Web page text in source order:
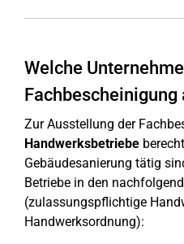
Welche
Fachbescheinigung
Zur Ausstellung der
Handwerksbetriebe
Gebäudesanierung tätig
Betriebe in den
(zulassungspflichtige
Handwerksordnung):